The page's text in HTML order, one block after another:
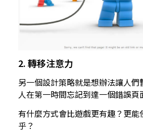
2. 轉移注意力
另一個設計策略就是想辦法讓人
人在第一時間忘記到達一個錯誤頁
有什麼方式會比遊戲更有趣？更能
乎？